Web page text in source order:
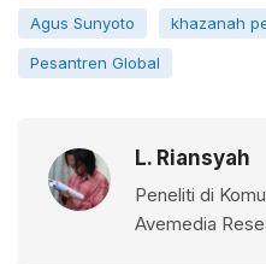
Agus Sunyoto khazanah
Pesantren Global
L. Riansyah
Peneliti di
Avemedia